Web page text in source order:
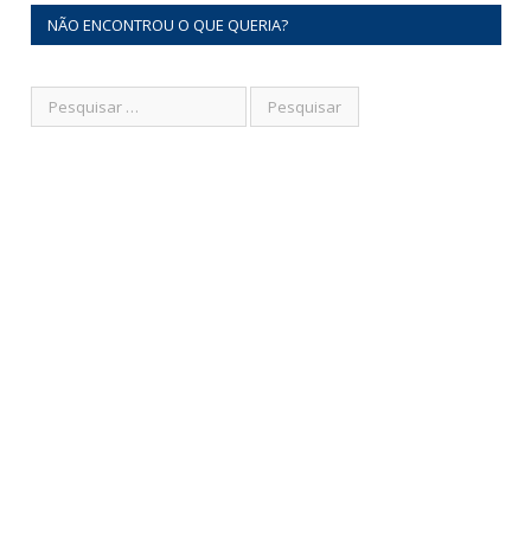
NÃO ENCONTROU O QUE QUERIA?